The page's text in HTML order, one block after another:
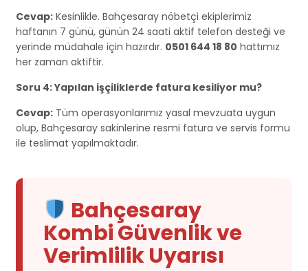
Cevap: Kesinlikle. Bahçesaray nöbetçi ekiplerimiz
haftanın 7 günü, günün 24 saati aktif telefon desteği ve
yerinde müdahale için hazırdır. 0501 644 18 80 hattımız
her zaman aktiftir.
Soru 4: Yapılan işçiliklerde fatura kesiliyor mu?
Cevap: Tüm operasyonlarımız yasal mevzuata uygun
olup, Bahçesaray sakinlerine resmi fatura ve servis formu
ile teslimat yapılmaktadır.
Bahçesaray
Kombi Güvenlik ve
Verimlilik Uyarısı